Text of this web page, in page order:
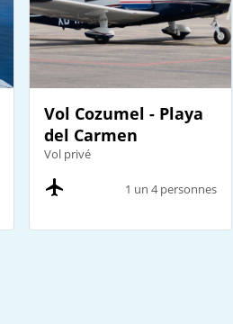
Vol Cozumel - Playa
del Carmen
Vol privé
1 un 4 personnes